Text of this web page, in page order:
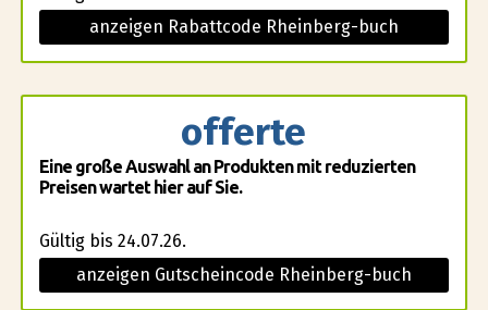
anzeigen Rabattcode Rheinberg-buch
offerte
Eine große Auswahl an Produkten mit reduzierten
Preisen wartet hier auf Sie.
Gültig bis 24.07.26.
anzeigen Gutscheincode Rheinberg-buch